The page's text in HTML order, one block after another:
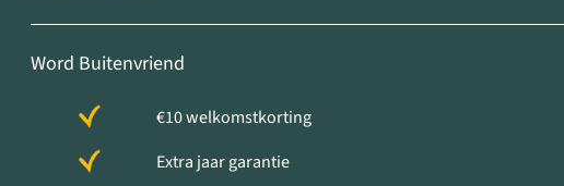
Word Buitenvriend
€10 welkomstkorting
Extra jaar garantie